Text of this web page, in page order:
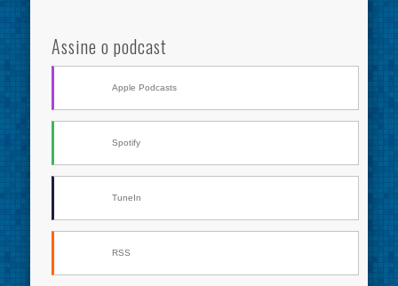
Assine o podcast
Apple Podcasts
Spotify
TuneIn
RSS